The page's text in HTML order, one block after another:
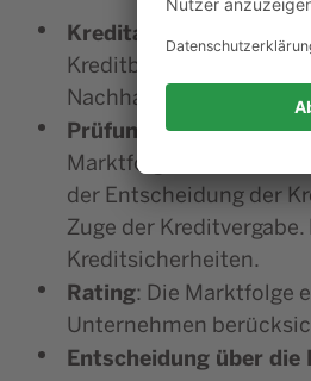
Kreditanfrage:
Ein
Kreditbedarf, den
Nachhaltigkeitsaspekte
Prüfung der
Marktfolge handelt es
der Entscheidung der
Zuge der
Kreditsicherheiten.
Rating: Die Marktfolge
Unternehmen
Entscheidung über die